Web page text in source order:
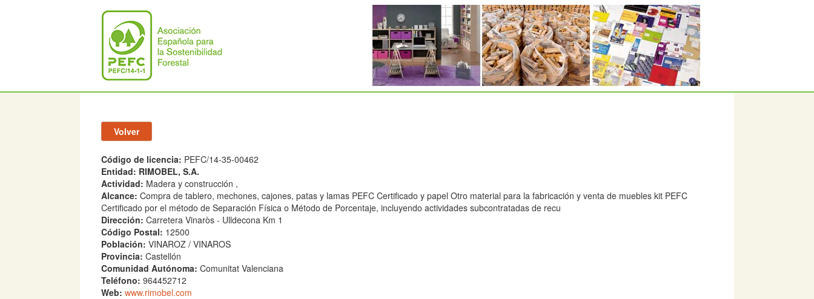
Código de licencia: PEFC/14-35-00462
Entidad: RIMOBEL, S.A.
Actividad: Madera y construcción ,
Alcance: Compra de tablero, mechones, cajones, patas y lamas PEFC Certificado y papel Otro material para la fabricación y venta de muebles kit PEFC
Certificado por el método de Separación Física o Método de Porcentaje, incluyendo actividades subcontratadas de recu
Dirección: Carretera Vinaròs - Ulldecona Km 1
Código Postal: 12500
Población: VINAROZ / VINAROS
Provincia: Castellón
Comunidad Autónoma: Comunitat Valenciana
Teléfono: 964452712
Web: www.rimobel.com